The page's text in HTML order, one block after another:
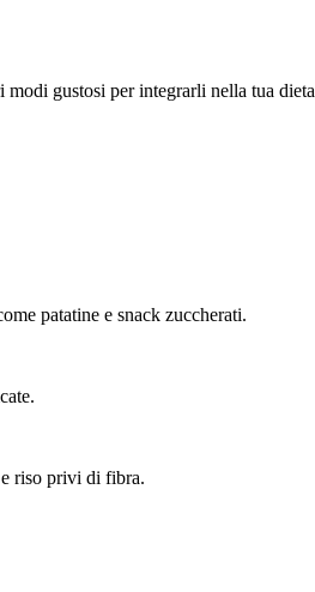
gustosi per integrarli nella tua
patatine e snack zuccherati.
riso privi di fibra.